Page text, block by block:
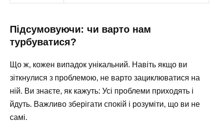
Підсумовуючи: чи варто нам
турбуватися?
Що ж, кожен випадок унікальний. Навіть якщо ви
зіткнулися з проблемою, не варто зациклюватися на
ній. Ви знаєте, як кажуть: Усі проблеми приходять і
йдуть. Важливо зберігати спокій і розуміти, що ви не
самі.